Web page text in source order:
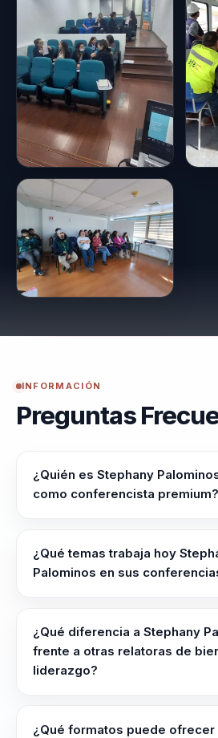
INFORMACIÓN
Preguntas
¿Quién es Stephany
como conferencista premium?
especializada en bienestar
liderazgo de equipos y manejo
operativo.
¿Qué temas trabaja hoy
Palominos en sus
en empresas, manejo del estrés,
asertiva, trabajo en equipo,
autocuidado profesional,
¿Qué diferencia a Stephany
frente a otras relatoras de
liderazgo?
formación psicológica,
¿Qué formatos puede ofrecer